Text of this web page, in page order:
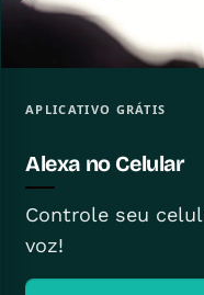
APLICATIVO GRÁTIS
Alexa no Celular
Controle seu
voz!